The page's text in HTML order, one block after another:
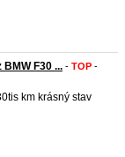
F30 ... - TOP -
km krásný stav